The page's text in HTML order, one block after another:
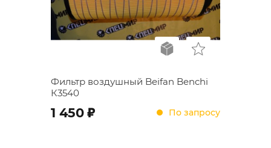
Фильтр воздушный Beifan Benchi
К3540
1 450 ; По запросу